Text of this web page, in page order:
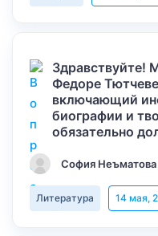
Здравствуйте!
Федоре
включающий
биографии и
обязательно
София Неъматова
Литература 14 мая,